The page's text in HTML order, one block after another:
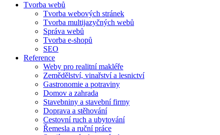
Tvorba webů
Tvorba webových stránek
Tvorba multijazyčných webů
Správa webů
Tvorba e-shopů
SEO
Reference
Weby pro realitní makléře
Zemědělství, vinařství a lesnictví
Gastronomie a potraviny
Domov a zahrada
Stavebniny a stavební firmy
Doprava a stěhování
Cestovní ruch a ubytování
Řemesla a ruční práce